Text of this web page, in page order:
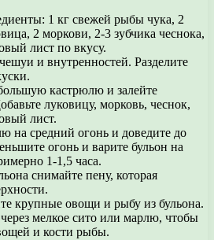
1 кг свежей рыбы чука, 2
2 моркови, 2-3 зубчика чеснока,
лист по вкусу.
и внутренностей. Разделите
кастрюлю и залейте
луковицу, морковь, чеснок,
лист.
на средний огонь и доведите до
огонь и варите бульон на
1-1,5 часа.
снимайте пену, которая
крупные овощи и рыбу из бульона.
мелкое сито или марлю, чтобы
и кости рыбы.